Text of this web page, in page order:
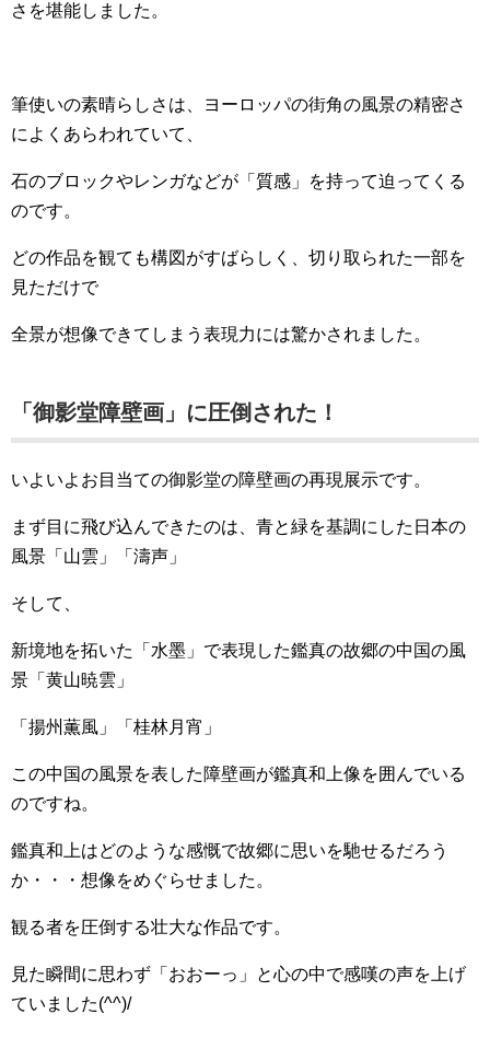
さを堪能しました。
筆使いの素晴らしさは、ヨーロッパの街角の風景の精密さ
によくあらわれていて、
石のブロックやレンガなどが「質感」を持って迫ってくる
のです。
どの作品を観ても構図がすばらしく、切り取られた一部を
見ただけで
全景が想像できてしまう表現力には驚かされました。
「御影堂障壁画」に圧倒された！
いよいよお目当ての御影堂の障壁画の再現展示です。
まず目に飛び込んできたのは、青と緑を基調にした日本の
風景「山雲」「濤声」
そして、
新境地を拓いた「水墨」で表現した鑑真の故郷の中国の風
景「黄山暁雲」
「揚州薫風」「桂林月宵」
この中国の風景を表した障壁画が鑑真和上像を囲んでいる
のですね。
鑑真和上はどのような感慨で故郷に思いを馳せるだろう
か・・・想像をめぐらせました。
観る者を圧倒する壮大な作品です。
見た瞬間に思わず「おおーっ」と心の中で感嘆の声を上げ
ていました(^^)/